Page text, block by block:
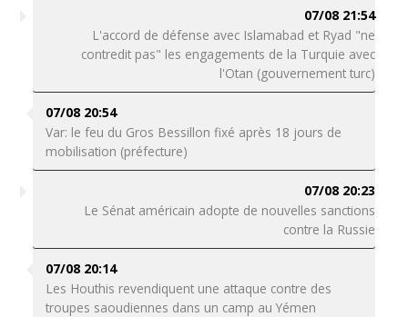
07/08 21:54
L'accord de défense avec Islamabad et Ryad "ne
contredit pas" les engagements de la Turquie avec
l'Otan (gouvernement turc)
07/08 20:54
Var: le feu du Gros Bessillon fixé après 18 jours de
mobilisation (préfecture)
07/08 20:23
Le Sénat américain adopte de nouvelles sanctions
contre la Russie
07/08 20:14
Les Houthis revendiquent une attaque contre des
troupes saoudiennes dans un camp au Yémen